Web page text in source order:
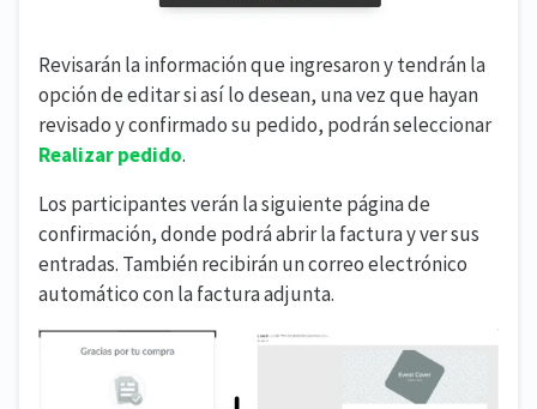
Revisarán la información que ingresaron y tendrán la
opción de editar si así lo desean, una vez que hayan
revisado y confirmado su pedido, podrán seleccionar
Realizar pedido.
Los participantes verán la siguiente página de
confirmación, donde podrá abrir la factura y ver sus
entradas. También recibirán un correo electrónico
automático con la factura adjunta.